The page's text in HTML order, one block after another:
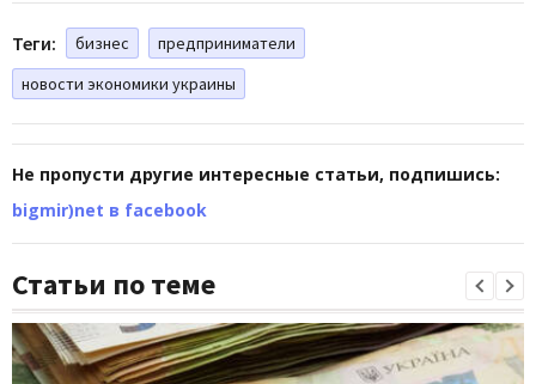
Теги: бизнес
предприниматели
новости экономики украины
Не пропусти другие интересные статьи, подпишись:
bigmir)net в facebook
Статьи по теме